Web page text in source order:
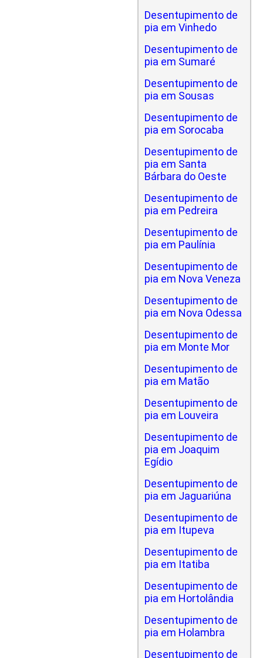
Desentupimento de
pia em Vinhedo
Desentupimento de
pia em Sumaré
Desentupimento de
pia em Sousas
Desentupimento de
pia em Sorocaba
Desentupimento de
pia em Santa
Bárbara do Oeste
Desentupimento de
pia em Pedreira
Desentupimento de
pia em Paulínia
Desentupimento de
pia em Nova Veneza
Desentupimento de
pia em Nova Odessa
Desentupimento de
pia em Monte Mor
Desentupimento de
pia em Matão
Desentupimento de
pia em Louveira
Desentupimento de
pia em Joaquim
Egídio
Desentupimento de
pia em Jaguariúna
Desentupimento de
pia em Itupeva
Desentupimento de
pia em Itatiba
Desentupimento de
pia em Hortolândia
Desentupimento de
pia em Holambra
Desentupimento de